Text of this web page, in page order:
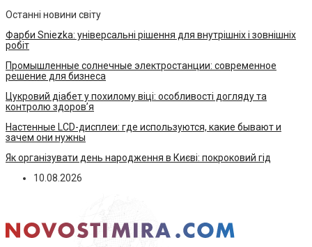
Останні новини світу
Фарби Sniezka: універсальні рішення для внутрішніх і зовнішніх
робіт
Промышленные солнечные электростанции: современное
решение для бизнеса
Цукровий діабет у похилому віці: особливості догляду та
контролю здоров’я
Настенные LCD-дисплеи: где используются, какие бывают и
зачем они нужны
Як організувати день народження в Києві: покроковий гід
10.08.2026